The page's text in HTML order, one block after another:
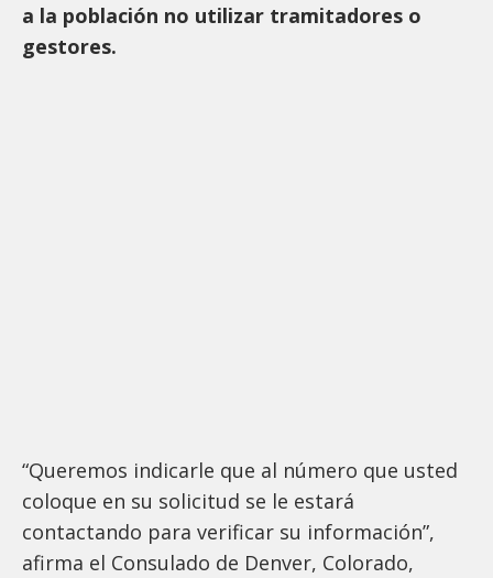
a la población no utilizar tramitadores o
gestores.
“Queremos indicarle que al número que usted
coloque en su solicitud se le estará
contactando para verificar su información”,
afirma el Consulado de Denver, Colorado,